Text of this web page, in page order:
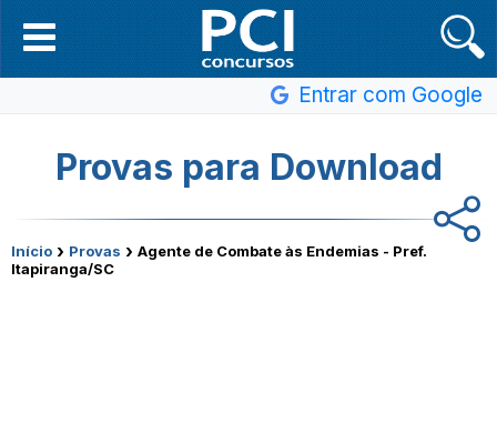
Entrar com Google
Provas para Download
Início › Provas › Agente de Combate às Endemias - Pref.
Itapiranga/SC